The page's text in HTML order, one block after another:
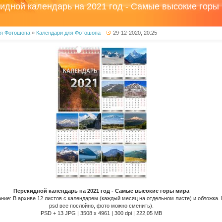
календарь на 2021 год - Самые высокие горы
Фотошопа » Календари для Фотошопа 29-12-2020, 20:25
Перекидной календарь на 2021 год - Самые высокие горы мира
В архиве 12 листов с календарем (каждый месяц на отдельном листе) и обложка.
psd все послойно, фото можно сменить).
PSD + 13 JPG | 3508 x 4961 | 300 dpi | 222,05 MB